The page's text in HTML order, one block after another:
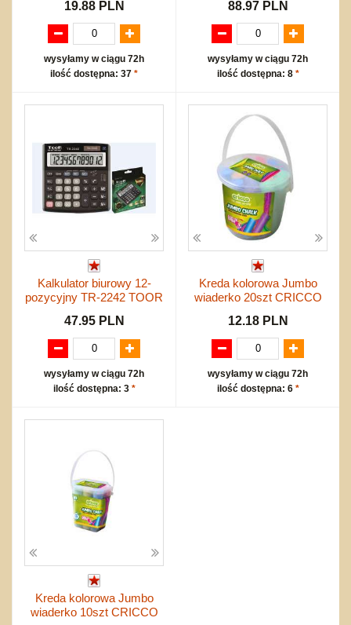
19.88 PLN
wysyłamy w ciągu 72h
ilość dostępna: 37 *
88.97 PLN
wysyłamy w ciągu 72h
ilość dostępna: 8 *
Kalkulator biurowy 12-
pozycyjny TR-2242 TOOR
47.95 PLN
wysyłamy w ciągu 72h
ilość dostępna: 3 *
Kreda kolorowa Jumbo
wiaderko 20szt CRICCO
12.18 PLN
wysyłamy w ciągu 72h
ilość dostępna: 6 *
Kreda kolorowa Jumbo
wiaderko 10szt CRICCO